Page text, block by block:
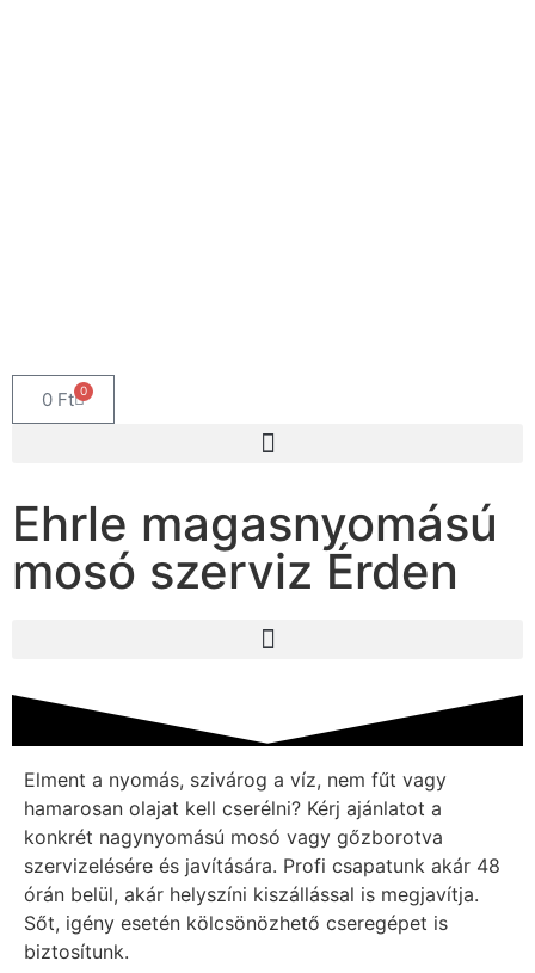
0 Ft 0
Ehrle magasnyomású
mosó szerviz Érden
Elment a nyomás, szivárog a víz, nem fűt vagy
hamarosan olajat kell cserélni? Kérj ajánlatot a
konkrét nagynyomású mosó vagy gőzborotva
szervizelésére és javítására. Profi csapatunk akár 48
órán belül, akár helyszíni kiszállással is megjavítja.
Sőt, igény esetén kölcsönözhető cseregépet is
biztosítunk.